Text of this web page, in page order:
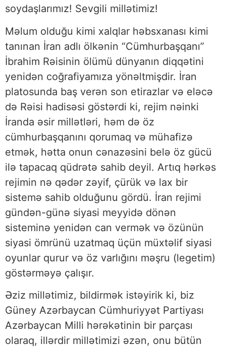
soydaşlarımız! Sevgili millətimiz!
Məlum olduğu kimi xalqlar həbsxanası kimi
tanınan İran adlı ölkənin “Cümhurbaşqanı”
İbrahim Rəisinin ölümü dünyanın diqqətini
yenidən coğrafiyamıza yönəltmişdir. İran
platosunda baş verən son etirazlar və eləcə
də Rəisi hadisəsi göstərdi ki, rejim nəinki
İranda əsir millətləri, həm də öz
cümhurbaşqanını qorumaq və mühafizə
etmək, hətta onun cənazəsini belə öz gücü
ilə tapacaq qüdrətə sahib deyil. Artıq hərkəs
rejimin nə qədər zəyif, çürük və lax bir
sistemə sahib olduğunu gördü. İran rejimi
gündən-günə siyasi meyyidə dönən
sisteminə yenidən can vermək və özünün
siyasi ömrünü uzatmaq üçün müxtəlif siyasi
oyunlar qurur və öz varlığını məşru (legetim)
göstərməyə çalışır.
Əziz millətimiz, bildirmək istəyirik ki, biz
Güney Azərbaycan Cümhuriyyət Partiyası
Azərbaycan Milli hərəkətinin bir parçası
olaraq, illərdir millətimizi əzən, onu bütün